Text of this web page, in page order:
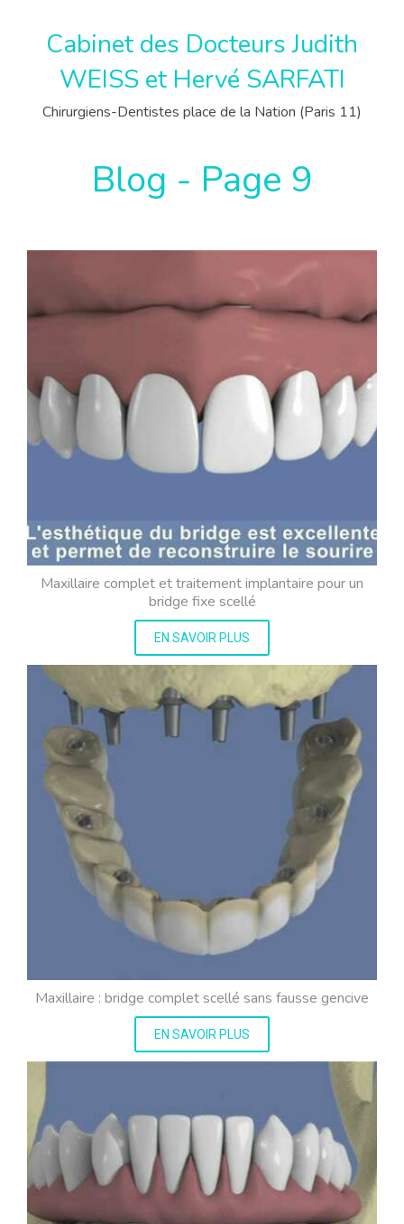
Cabinet des Docteurs Judith
WEISS et Hervé SARFATI
Chirurgiens-Dentistes place de la Nation (Paris 11)
Blog - Page 9
Maxillaire complet et traitement implantaire pour un
bridge fixe scellé
EN SAVOIR PLUS
Maxillaire : bridge complet scellé sans fausse gencive
EN SAVOIR PLUS